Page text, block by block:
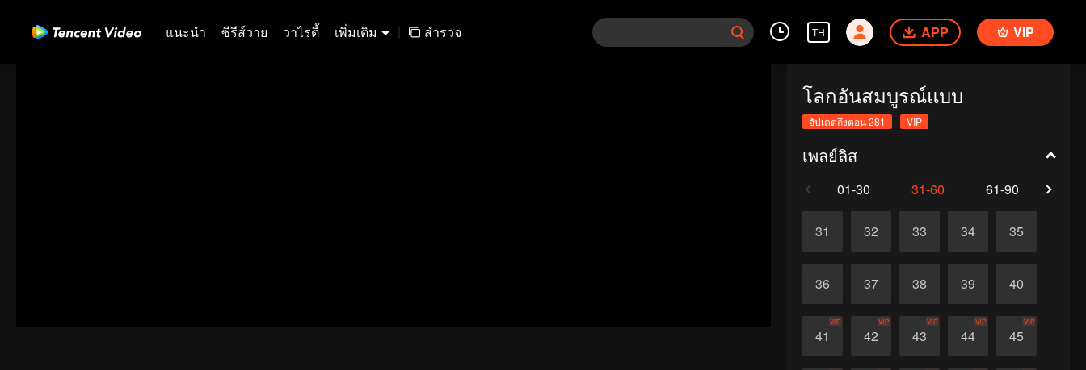
แนะนำ ซีรีส์วาย วาไรตี้ เพิ่มเติม | สำรวจ TH APP VIP
โลกอันสมบูรณ์แบบ
อัปเดตถึงตอน 281 VIP
เพลย์ลิส
01-30 31-60 61-90
31 32 33 34 35
36 37 38 39 40
41
VIP
42
VIP
43
VIP
44
VIP
45
VIP